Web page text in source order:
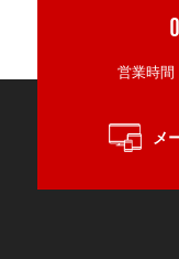
営業時間
メ